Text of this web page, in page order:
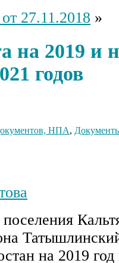
27.11.2018 »
на 2019 и
годов
НПА,
на 2019